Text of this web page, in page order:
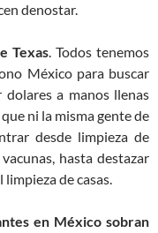
denostar.
Texas. Todos tenemos
México para buscar
a manos llenas
ni la misma gente de
desde limpieza de
hasta destazar
de casas.
en México sobran